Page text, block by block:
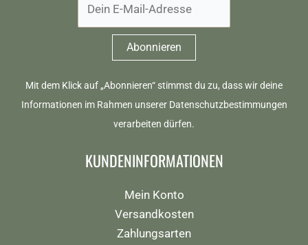
Mit dem Klick auf „Abonnieren“ stimmst du zu, dass wir deine
Informationen im Rahmen unserer Datenschutzbestimmungen
verarbeiten dürfen.
KUNDENINFORMATIONEN
Mein Konto
Versandkosten
Zahlungsarten